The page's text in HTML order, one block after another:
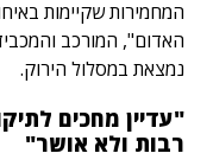
המחמירות שקיימות
האדום", המורכב
נמצאת במסלול הירוק.
"עדיין מחכים
רבות ולא אושר"